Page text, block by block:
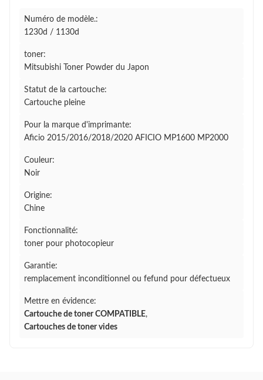
Numéro de modèle.:
1230d / 1130d
toner:
Mitsubishi Toner Powder du Japon
Statut de la cartouche:
Cartouche pleine
Pour la marque d'imprimante:
Aficio 2015/2016/2018/2020 AFICIO MP1600 MP2000
Couleur:
Noir
Origine:
Chine
Fonctionnalité:
toner pour photocopieur
Garantie:
remplacement inconditionnel ou fefund pour défectueux
Mettre en évidence:
Cartouche de toner COMPATIBLE,
Cartouches de toner vides